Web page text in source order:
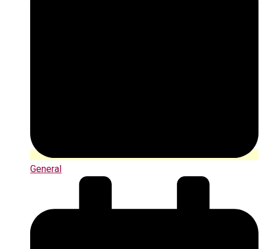
General